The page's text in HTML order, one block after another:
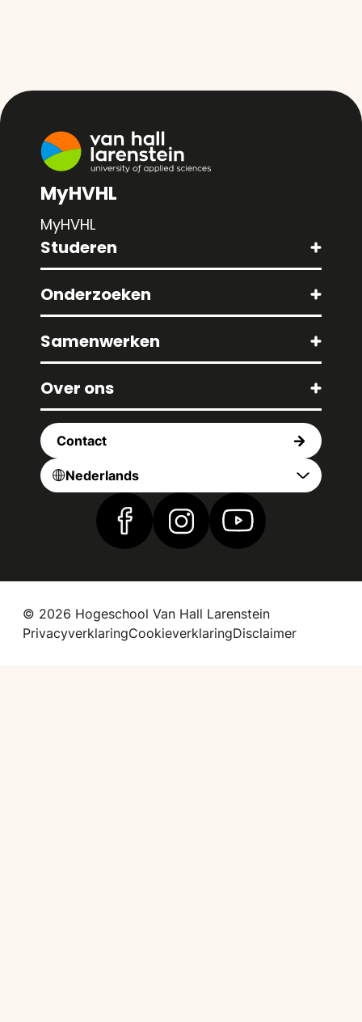
MyHVHL
MyHVHL
Studeren
Onderzoeken
Samenwerken
Over ons
Contact
Nederlands
Vind ons op Facebook
Vind ons op Instagram
Vind ons op
© 2026 Hogeschool Van Hall Larenstein
PrivacyverklaringCookieverklaringDisclaimer